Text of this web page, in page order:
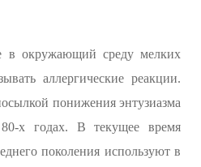
в окружающий среду мелких
аллергические реакции.
понижения энтузиазма
х годах. В текущее время
поколения используют в